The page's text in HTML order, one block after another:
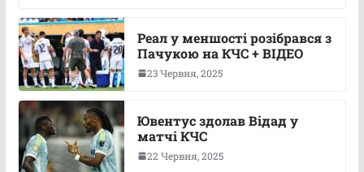
Реал у меншості розібрався з
Пачукою на КЧС + ВІДЕО
23 Червня, 2025
Ювентус здолав Відад у
матчі КЧС
22 Червня, 2025